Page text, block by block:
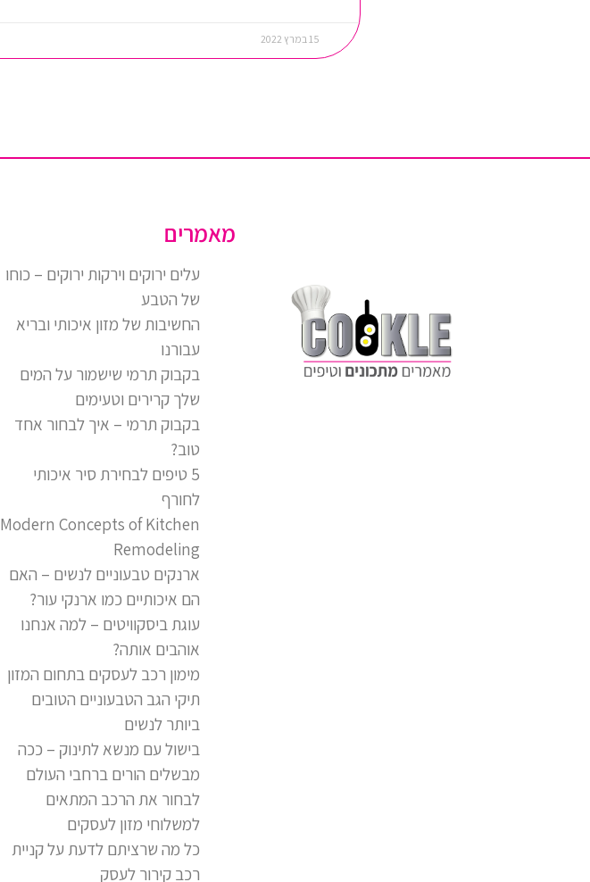
15 במרץ 2022
מאמרים
עלים ירוקים וירקות ירוקים – כוחו
של הטבע
החשיבות של מזון איכותי ובריא
עבורנו
בקבוק תרמי שישמור על המים
שלך קרירים וטעימים
בקבוק תרמי – איך לבחור אחד
טוב?
5 טיפים לבחירת סיר איכותי
לחורף
Modern Concepts of Kitchen
Remodeling
ארנקים טבעוניים לנשים – האם
הם איכותיים כמו ארנקי עור?
עוגת ביסקוויטים – למה אנחנו
אוהבים אותה?
מימון רכב לעסקים בתחום המזון
תיקי הגב הטבעוניים הטובים
ביותר לנשים
בישול עם מנשא לתינוק – ככה
מבשלים הורים ברחבי העולם
לבחור את הרכב המתאים
למשלוחי מזון לעסקים
כל מה שרציתם לדעת על קניית
רכב קירור לעסק